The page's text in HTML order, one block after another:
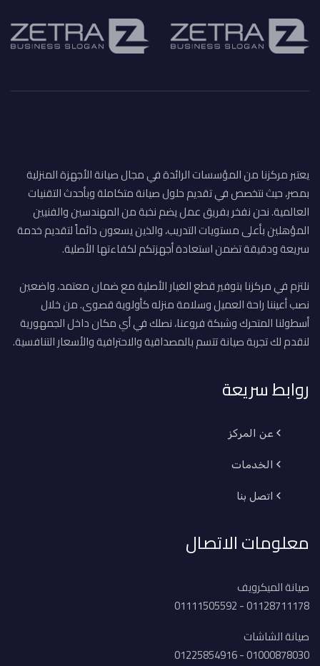
يعتبر مركزنا من المؤسسات الرائدة في مجال صيانة الأجهزة المنزلية
بمصر، حيث نتخصص في تقديم حلول صيانة متكاملة وبأحدث التقنيات
العالمية. نحن نفخر بفريق عمل يضم نخبة من المهندسين والفنيين
المؤهلين بأعلى مستويات التدريب، والذين يسعون دائماً لتقديم خدمة
سريعة ودقيقة تضمن استعادة أجهزتكم لكفاءتها الأصلية.
نلتزم في مركزنا بتوفير قطع الغيار الأصلية مع ضمان معتمد، واضعين
نصب أعيننا راحة العميل وسلامة منزله كأولوية قصوى. من خلال
أسطولنا المتحرك وشبكة فروعنا، نصلك في أي مكان داخل الجمهورية
لنقدم لك تجربة صيانة تتسم بالمصداقية والاحترافية والأسعار التنافسية.
روابط سريعة
عن المركز
الخدمات
اتصل بنا
معلومات الاتصال
صيانة الميكرويف
01128711178 - 01111505592
صيانة الشاشات
01000878030 - 01225854916